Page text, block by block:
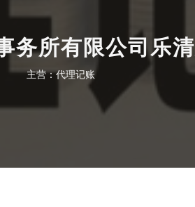
务所有限公司乐
主营：代理记账